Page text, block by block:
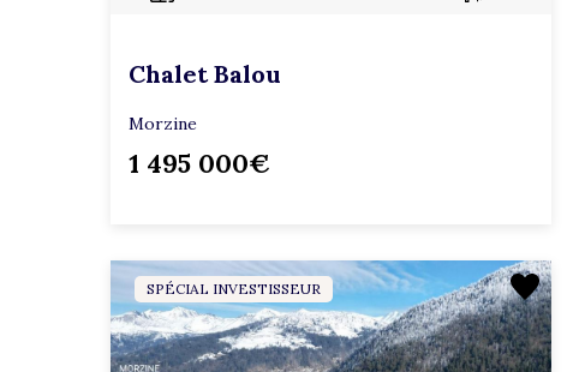
Chalet Balou
Morzine
1 495 000€
SPÉCIAL INVESTISSEUR